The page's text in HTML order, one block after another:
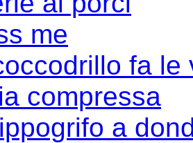
me
fa le
compressa
a